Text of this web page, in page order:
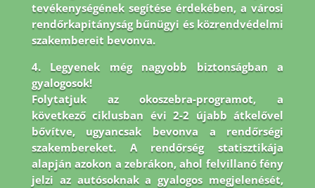
tevékenységének segítése érdekében, a városi
rendőrkapitányság bűnügyi és közrendvédelmi
szakembereit bevonva.
4. Legyenek még nagyobb biztonságban a
gyalogosok!
Folytatjuk az okoszebra-programot, a
következő ciklusban évi 2-2 újabb átkelővel
bővítve, ugyancsak bevonva a rendőrségi
szakembereket. A rendőrség statisztikája
alapján azokon a zebrákon, ahol felvillanó fény
jelzi az autósoknak a gyalogos megjelenését,